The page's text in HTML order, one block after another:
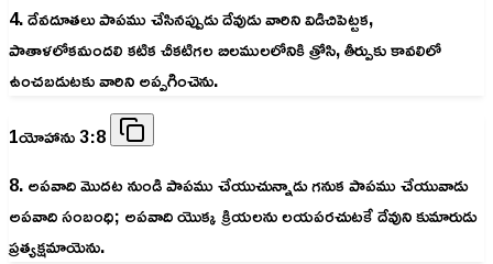
4. దేవదూతలు పాపము చేసినప్పుడు దేవుడు వారిని విడిచిపెట్టక,
పాతాళలోకమందలి కటిక చీకటిగల బిలములలోనికి త్రోసి, తీర్పుకు కావలిలో
ఉంచబడుటకు వారిని అప్పగించెను.
1యోహాను 3:8
8. అపవాది మొదట నుండి పాపము చేయుచున్నాడు గనుక పాపము చేయువాడు
అపవాది సంబంధి; అపవాది యొక్క క్రియలను లయపరచుటకే దేవుని కుమారుడు
ప్రత్యక్షమాయెను.